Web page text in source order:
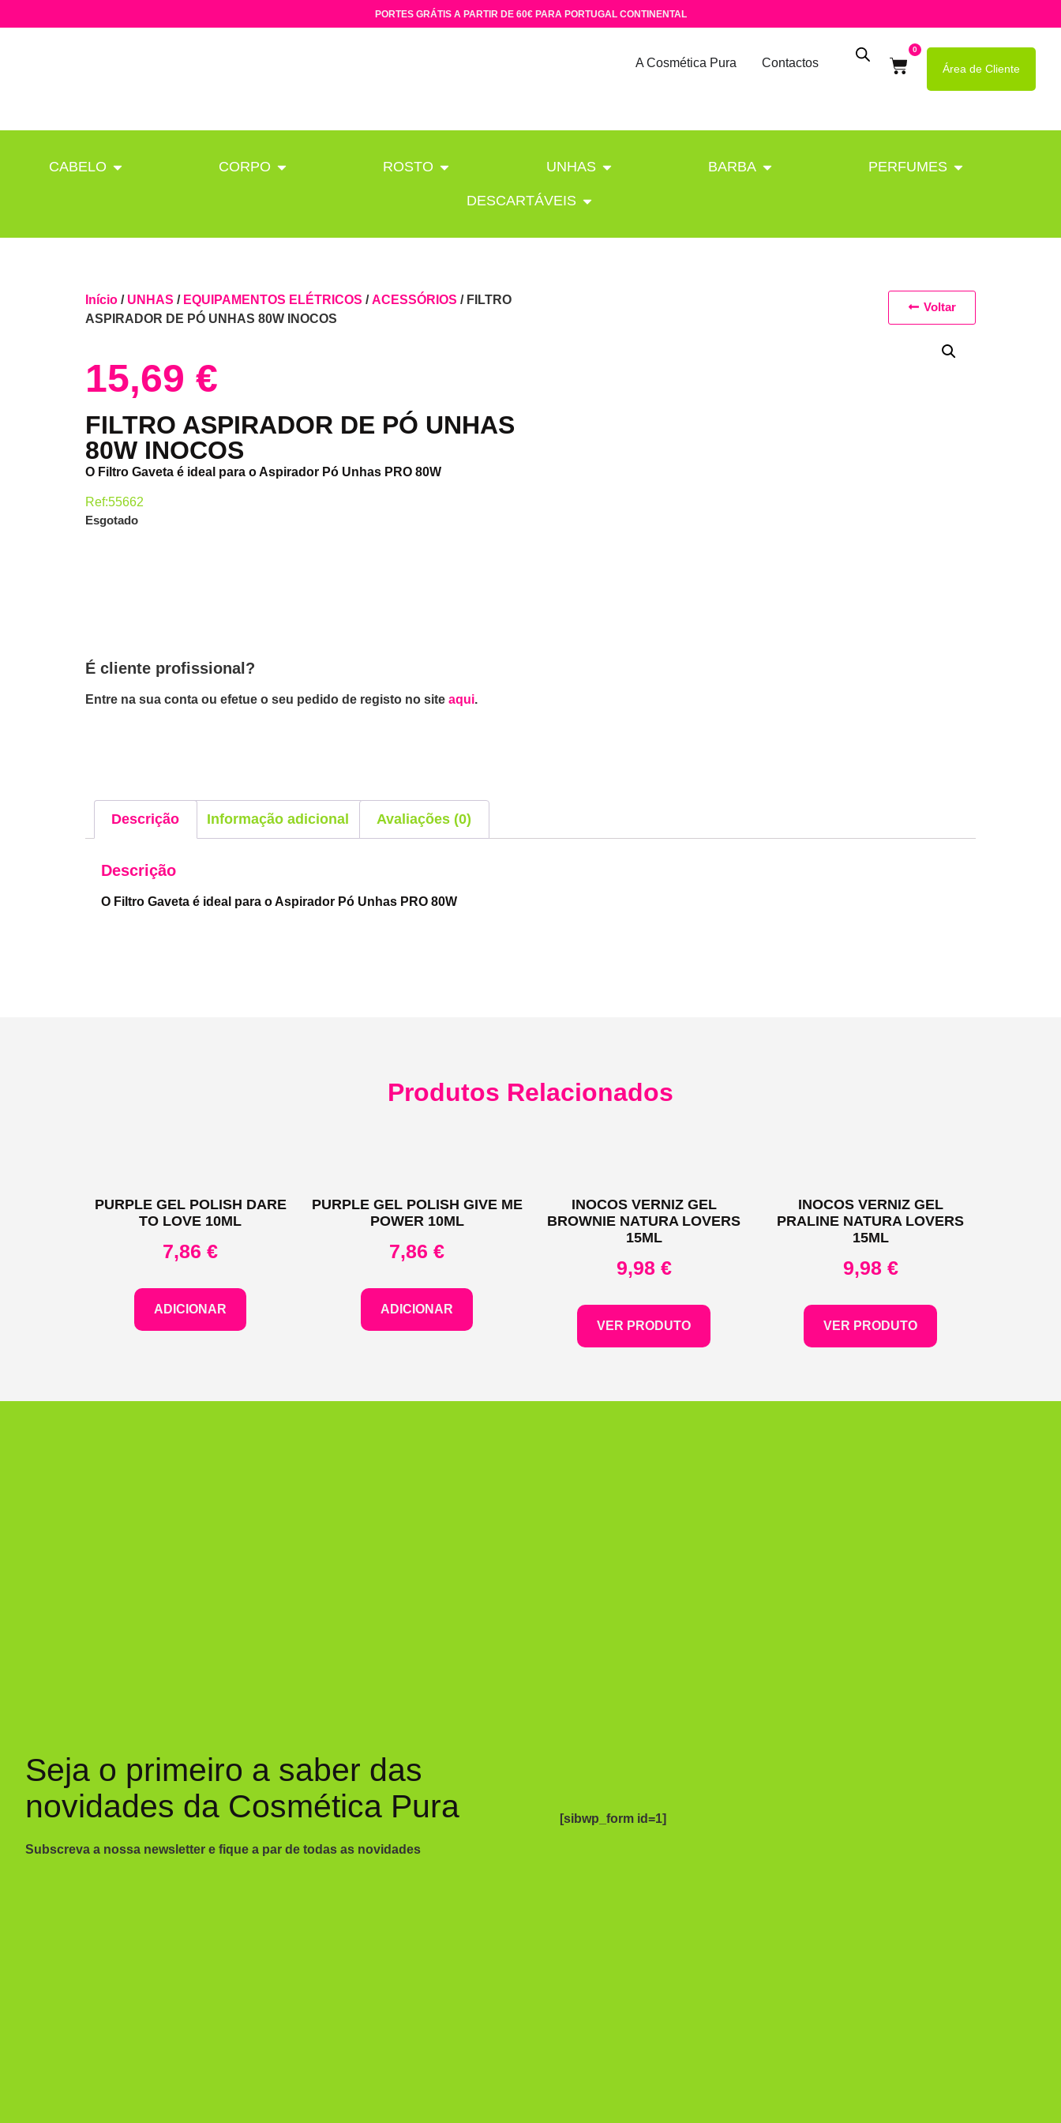
PORTES GRÁTIS A PARTIR DE 60€ PARA PORTUGAL CONTINENTAL
A Cosmética Pura Contactos
0
Área de Cliente
CABELO CORPO ROSTO UNHAS BARBA PERFUMES
DESCARTÁVEIS
Início/ UNHAS / EQUIPAMENTOS ELÉTRICOS /ACESSÓRIOS / FILTRO
ASPIRADOR DE PÓ UNHAS 80W INOCOS
15,69 €
FILTRO ASPIRADOR DE PÓ UNHAS
80W INOCOS
O Filtro Gaveta é ideal para o Aspirador Pó Unhas PRO 80W
Ref:55662
Esgotado
É cliente profissional?
Entre na sua conta ou efetue o seu pedido de registo no site aqui.
Voltar
Descrição Informação adicional Avaliações (0)
Descrição
O Filtro Gaveta é ideal para o Aspirador Pó Unhas PRO 80W
Produtos Relacionados
PURPLE GEL POLISH DARE
TO LOVE 10ML
7,86€
ADICIONAR
PURPLE GEL POLISH GIVE ME
POWER 10ML
7,86€
ADICIONAR
INOCOS VERNIZ GEL
BROWNIE NATURA LOVERS
15ML
9,98 €
VER PRODUTO
INOCOS VERNIZ GEL
PRALINE NATURA LOVERS
15ML
9,98 €
VER PRODUTO
Seja o primeiro a saber das
novidades da Cosmética Pura
Subscreva a nossa newsletter e fique a par de todas as novidades
[sibwp_form id=1]